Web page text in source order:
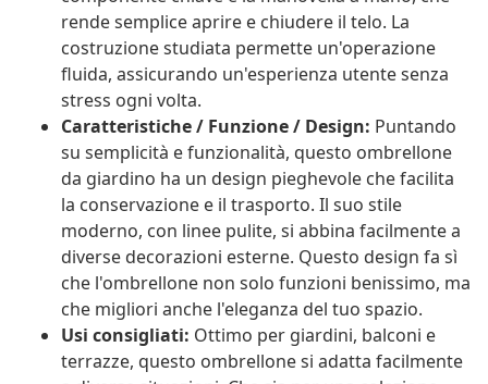
rende semplice aprire e chiudere il telo. La
costruzione studiata permette un'operazione
fluida, assicurando un'esperienza utente senza
stress ogni volta.
Caratteristiche / Funzione / Design: Puntando
su semplicità e funzionalità, questo ombrellone
da giardino ha un design pieghevole che facilita
la conservazione e il trasporto. Il suo stile
moderno, con linee pulite, si abbina facilmente a
diverse decorazioni esterne. Questo design fa sì
che l'ombrellone non solo funzioni benissimo, ma
che migliori anche l'eleganza del tuo spazio.
Usi consigliati: Ottimo per giardini, balconi e
terrazze, questo ombrellone si adatta facilmente